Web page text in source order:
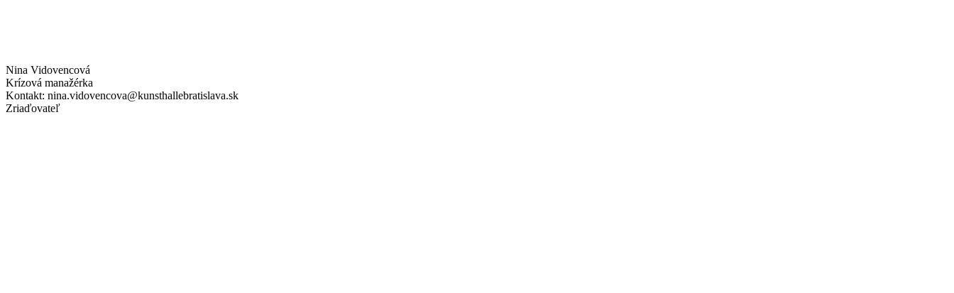
Nina Vidovencová
Krízová manažérka
Kontakt: nina.vidovencova@kunsthallebratislava.sk
Zriaďovateľ